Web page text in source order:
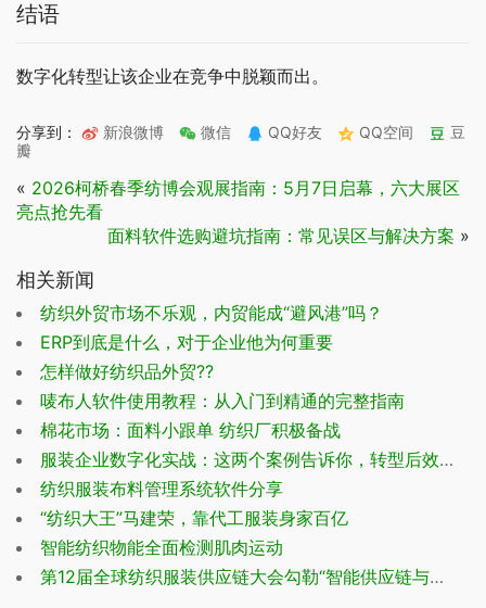
结语
数字化转型让该企业在竞争中脱颖而出。
分享到： 新浪微博 微信 QQ好友 QQ空间
豆
瓣
« 2026柯桥春季纺博会观展指南：5月7日启幕，六大展区
亮点抢先看
面料软件选购避坑指南：常见误区与解决方案 »
相关新闻
纺织外贸市场不乐观，内贸能成“避风港”吗？
ERP到底是什么，对于企业他为何重要
怎样做好纺织品外贸??
唛布人软件使用教程：从入门到精通的完整指南
棉花市场：面料小跟单 纺织厂积极备战
服装企业数字化实战：这两个案例告诉你，转型后效率提升多少
纺织服装布料管理系统软件分享
“纺织大王”马建荣，靠代工服装身家百亿
智能纺织物能全面检测肌肉运动
第12届全球纺织服装供应链大会勾勒“智能供应链与智慧产业蓝图”